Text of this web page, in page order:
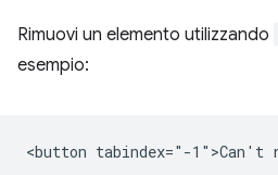
Rimuovi un elemento utilizzando
esempio: